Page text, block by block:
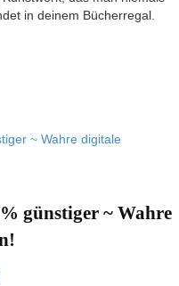
in deinem Bücherregal.
günstiger ~ Wahre